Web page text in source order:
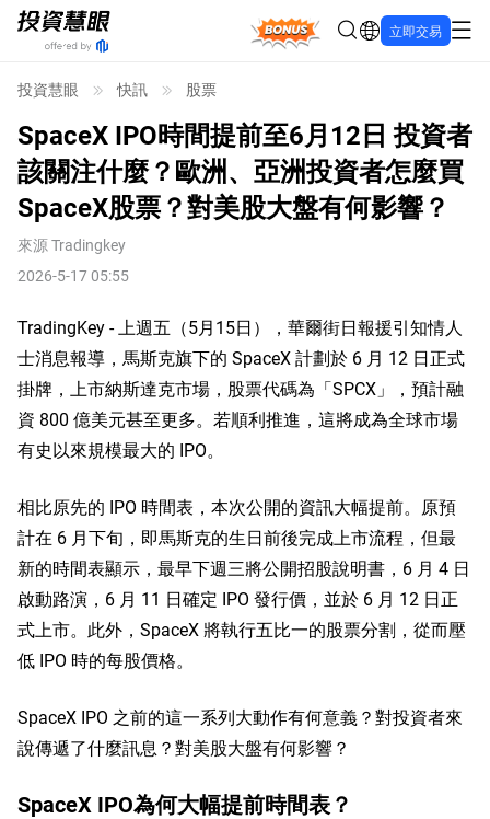
Bonus 立即交易
投資慧眼 快訊 股票
SpaceX IPO時間提前至6月12日 投資者
該關注什麼？歐洲、亞洲投資者怎麼買
SpaceX股票？對美股大盤有何影響？
來源Tradingkey
2026-5-17 05:55
TradingKey - 上週五（5月15日），華爾街日報援引知情人
士消息報導，馬斯克旗下的 SpaceX 計劃於 6 月 12 日正式
掛牌，上市納斯達克市場，股票代碼為「SPCX」，預計融
資 800 億美元甚至更多。若順利推進，這將成為全球市場
有史以來規模最大的 IPO。
相比原先的 IPO 時間表，本次公開的資訊大幅提前。 原預
計在 6 月下旬，即馬斯克的生日前後完成上市流程，但最
新的時間表顯示，最早下週三將公開招股說明書，6 月 4 日
啟動路演，6 月 11 日確定 IPO 發行價，並於 6 月 12 日正
式上市。此外，SpaceX 將執行五比一的股票分割，從而壓
低 IPO 時的每股價格。
SpaceX IPO 之前的這一系列大動作有何意義？對投資者來
說傳遞了什麼訊息？對美股大盤有何影響？
SpaceX IPO為何大幅提前時間表？